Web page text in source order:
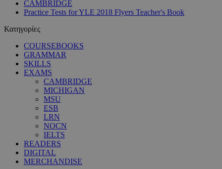
CAMBRIDGE
Practice Tests for YLE 2018 Flyers Teacher's Book
Κατηγορίες
COURSEBOOKS
GRAMMAR
SKILLS
EXAMS
CAMBRIDGE
MICHIGAN
MSU
ESB
LRN
NOCN
IELTS
READERS
DIGITAL
MERCHANDISE